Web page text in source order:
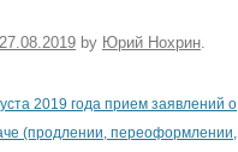
27.08.2019 by Юрий Нохрин
2019 года прием заявлений о
(продлении, переоформлении,